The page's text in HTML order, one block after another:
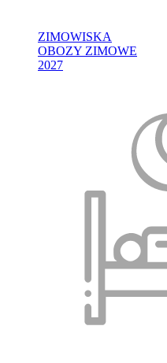
ZIMOWISKA
OBOZY ZIMOWE
2027